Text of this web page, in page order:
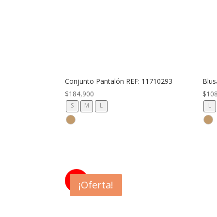
Conjunto Pantalón REF: 11710293
$184,900
S M L
$
L
60%¡Oferta!